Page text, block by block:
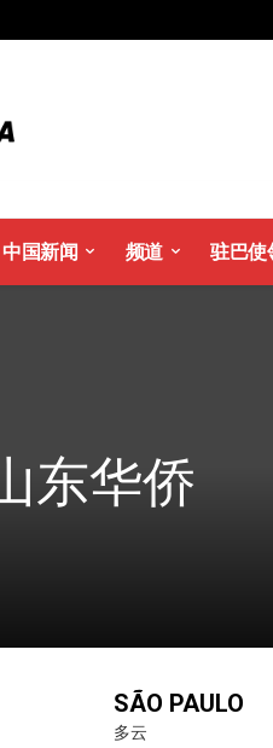
中国新闻 频道 驻巴使
东华侨
SÃO PAULO
多云